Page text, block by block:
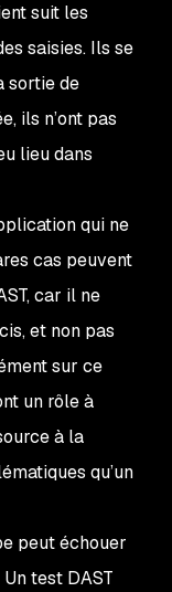
suit les
saisies. Ils se
sortie de
ils n’ont pas
lieu dans
qui ne
cas peuvent
car il ne
et non pas
sur ce
un rôle à
à la
qu’un
peut échouer
test DAST